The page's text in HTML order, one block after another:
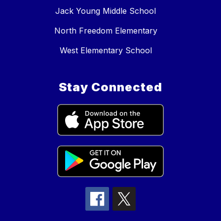
Jack Young Middle School
North Freedom Elementary
West Elementary School
Stay Connected